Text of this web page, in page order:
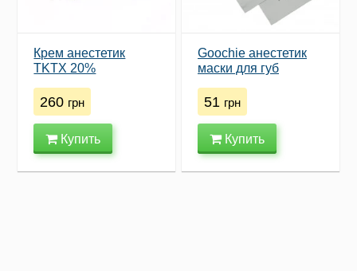
Крем анестетик
TKTX 20%
260 грн
Купить
Goochie анестетик
маски для губ
51 грн
Купить